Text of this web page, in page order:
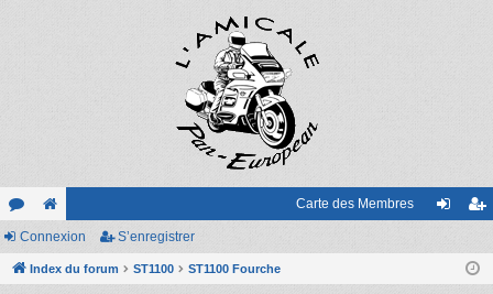
or
u
e
sit
Carte des Membres
nr
Connexion S’enregistrer
Index du forum ST1100 ST1100 Fourche